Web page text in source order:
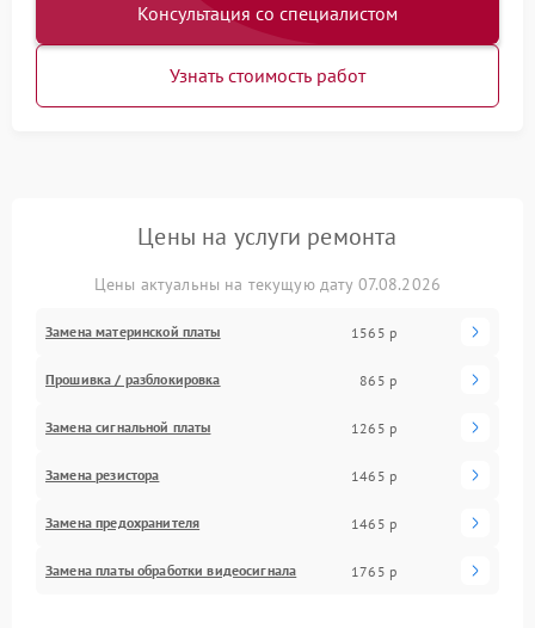
Консультация со специалистом
Узнать стоимость работ
Цены на услуги ремонта
Цены актуальны на текущую дату 07.08.2026
Замена материнской платы 1565 р
Прошивка / разблокировка 865 р
Замена сигнальной платы 1265 р
Замена резистора 1465 р
Замена предохранителя 1465 р
Замена платы обработки видеосигнала 1765 р